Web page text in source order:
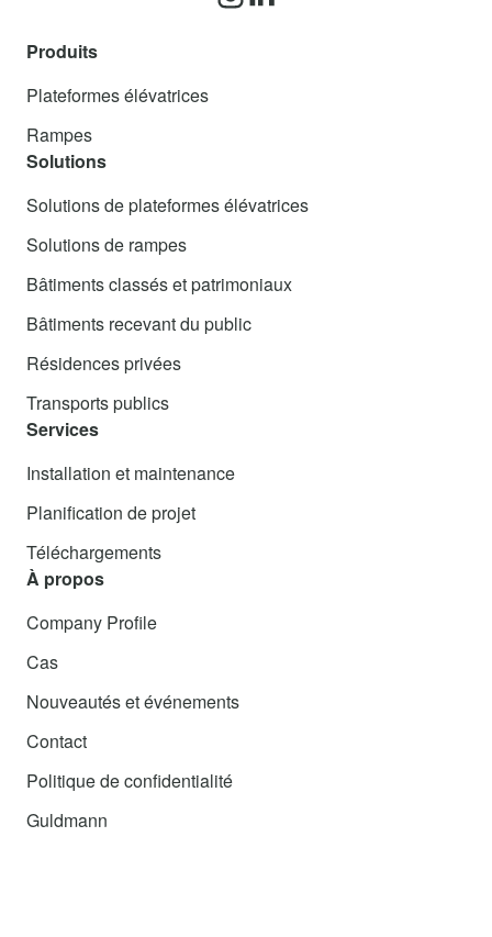
Produits
Plateformes élévatrices
Rampes
Solutions
Solutions de plateformes élévatrices
Solutions de rampes
Bâtiments classés et patrimoniaux
Bâtiments recevant du public
Résidences privées
Transports publics
Services
Installation et maintenance
Planification de projet
Téléchargements
À propos
Company Profile
Cas
Nouveautés et événements
Contact
Politique de confidentialité
Guldmann